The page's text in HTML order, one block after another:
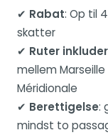
✔ Rabat: Op til
skatter
✔ Ruter
mellem
Méridionale
✔ Berettigelse:
mindst to